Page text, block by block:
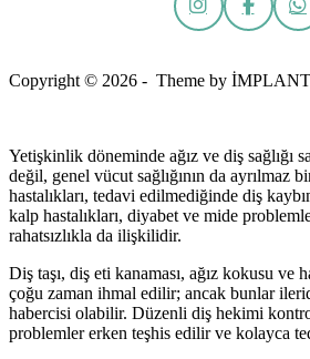
Copyright © 2026 - Theme by
Yetişkinlik döneminde ağız ve diş sağlığı
değil, genel vücut sağlığının da ayrılmaz
hastalıkları, tedavi edilmediğinde diş
kalp hastalıkları, diyabet ve mide
rahatsızlıkla da ilişkilidir.
Diş taşı, diş eti kanaması, ağız kokusu ve
çoğu zaman ihmal edilir; ancak bunlar
habercisi olabilir. Düzenli diş hekimi
problemler erken teşhis edilir ve kolayca